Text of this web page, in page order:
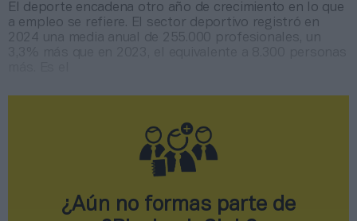
El deporte encadena otro año de crecimiento en lo que
a empleo se refiere. El sector deportivo registró en
2024 una media anual de 255.000 profesionales, un
¿Aún no formas parte de